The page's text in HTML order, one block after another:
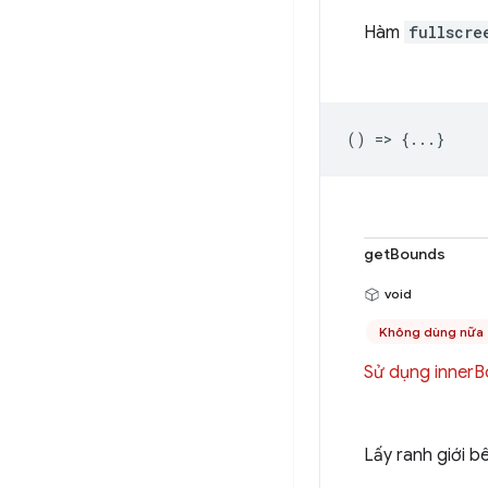
Hàm
() => {...}
getBounds
void
Không dùng nữa
Sử dụng
Lấy ranh giới